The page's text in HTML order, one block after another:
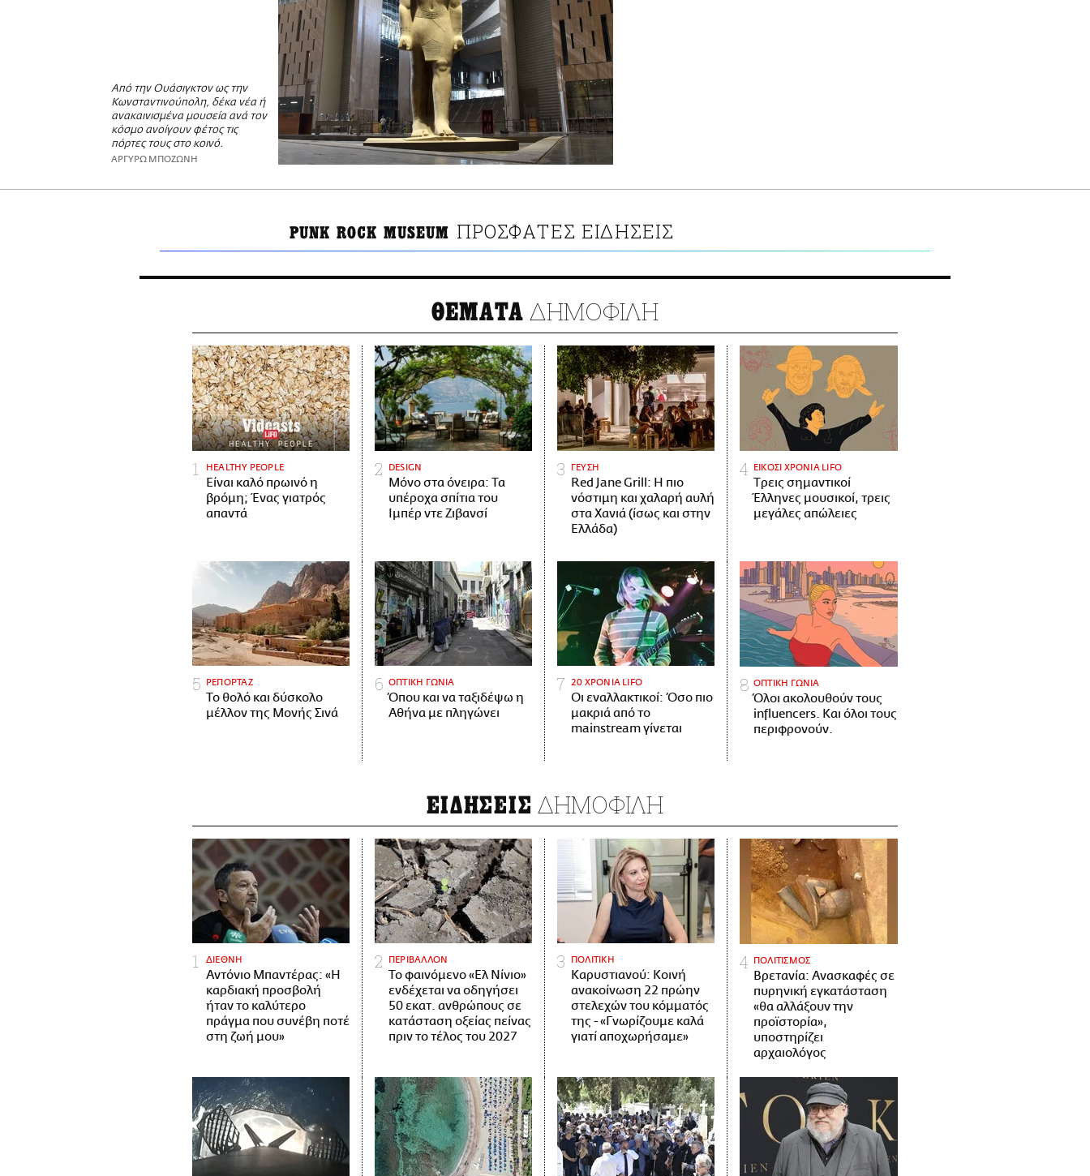
Από την Ουάσιγκτον ως την
Κωνσταντινούπολη, δέκα νέα ή
ανακαινισμένα μουσεία ανά τον
κόσμο ανοίγουν φέτος τις
πόρτες τους στο κοινό.
ΑΡΓΥΡΩ ΜΠΟΖΩΝΗ
PUNK ROCK MUSEUM ΠΡΟΣΦΑΤΕΣ ΕΙΔΗΣΕΙΣ
ΘΕΜΑΤΑ ΔΗΜΟΦΙΛΗ
HEALTHY PEOPLE
Είναι καλό πρωινό η
βρόμη; Ένας γιατρός
απαντά
DESIGN
Μόνο στα όνειρα: Τα
υπέροχα σπίτια του
Ιμπέρ ντε Ζιβανσί
ΓΕΥΣΗ
Red Jane Grill: Η πιο
νόστιμη και χαλαρή αυλή
στα Χανιά (ίσως και στην
Ελλάδα)
ΕΙΚΟΣΙ ΧΡΟΝΙΑ LIFO
Tρεις σημαντικοί
Έλληνες μουσικοί, τρεις
μεγάλες απώλειες
ΡΕΠΟΡΤΑΖ
Το θολό και δύσκολο
μέλλον της Μονής Σινά
ΟΠΤΙΚΗ ΓΩΝΙΑ
Όπου και να ταξιδέψω η
Αθήνα με πληγώνει
20 ΧΡΟΝΙΑ LIFO
Οι εναλλακτικοί: Όσο πιο
μακριά από το
mainstream γίνεται
ΟΠΤΙΚΗ ΓΩΝΙΑ
Όλοι ακολουθούν τους
influencers. Και όλοι τους
περιφρονούν.
ΕΙΔΗΣΕΙΣ ΔΗΜΟΦΙΛΗ
ΔΙΕΘΝΗ
Αντόνιο Μπαντέρας: «Η
καρδιακή προσβολή
ήταν το καλύτερο
πράγμα που συνέβη ποτέ
στη ζωή μου»
ΠΕΡΙΒΑΛΛΟΝ
Το φαινόμενο «Ελ Νίνιο»
ενδέχεται να οδηγήσει
50 εκατ. ανθρώπους σε
κατάσταση οξείας πείνας
πριν το τέλος του 2027
ΠΟΛΙΤΙΚΗ
Καρυστιανού: Κοινή
ανακοίνωση 22 πρώην
στελεχών του κόμματός
της - «Γνωρίζουμε καλά
γιατί αποχωρήσαμε»
ΠΟΛΙΤΙΣΜΟΣ
Βρετανία: Ανασκαφές σε
πυρηνική εγκατάσταση
«θα αλλάξουν την
προϊστορία»,
υποστηρίζει
αρχαιολόγος